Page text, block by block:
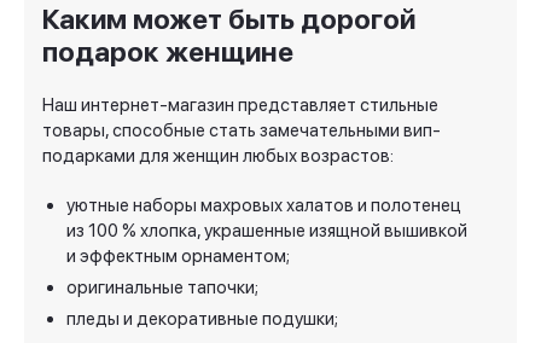
Каким может быть дорогой
подарок женщине
Наш интернет-магазин представляет стильные
товары, способные стать замечательными вип-
подарками для женщин любых возрастов:
уютные наборы махровых халатов и полотенец
из 100 % хлопка, украшенные изящной вышивкой
и эффектным орнаментом;
оригинальные тапочки;
пледы и декоративные подушки;